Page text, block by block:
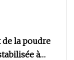
la poudre
à